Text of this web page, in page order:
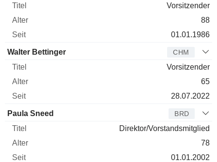
Vorsitzender
88
01.01.1986
Walter Bettinger CHM
Vorsitzender
65
28.07.2022
Paula Sneed BRD
Direktor/Vorstandsmitglied
78
01.01.2002